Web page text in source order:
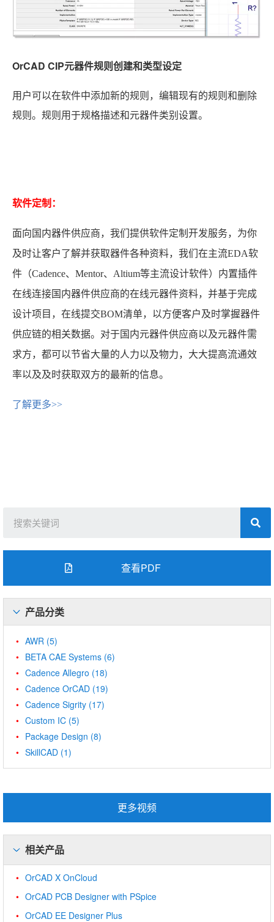
OrCAD CIP元器件规则创建和类型设定
用户可以在软件中添加新的规则，编辑现有的规则和删除
规则。规则用于规格描述和元器件类别设置。
软件定制：
面向国内器件供应商，我们提供软件定制开发服务，为你
及时让客户了解并获取器件各种资料，我们在主流EDA软
件（Cadence、Mentor、Altium等主流设计软件）内置插件
在线连接国内器件供应商的在线元器件资料，并基于完成
设计项目，在线提交BOM清单，以方便客户及时掌握器件
供应链的相关数据。对于国内元器件供应商以及元器件需
求方，都可以节省大量的人力以及物力，大大提高流通效
率以及及时获取双方的最新的信息。
了解更多>>
查看PDF
产品分类
AWR (5)
BETA CAE Systems (6)
Cadence Allegro (18)
Cadence OrCAD (19)
Cadence Sigrity (17)
Custom IC (5)
Package Design (8)
SkillCAD (1)
更多视频
相关产品
OrCAD X OnCloud
OrCAD PCB Designer with PSpice
OrCAD EE Designer Plus